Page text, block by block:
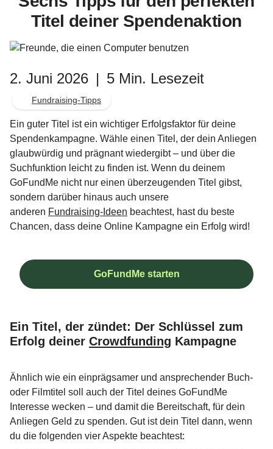
Titel deiner Spendenaktion
2. Juni 2026 | 5 Min. Lesezeit
Fundraising-Tipps
Ein guter Titel ist ein wichtiger Erfolgsfaktor für deine
Spendenkampagne. Wähle einen Titel, der dein Anliegen
glaubwürdig und prägnant wiedergibt – und über die
Suchfunktion leicht zu finden ist. Wenn du deinem
GoFundMe nicht nur einen überzeugenden Titel gibst,
sondern darüber hinaus auch unsere
anderen Fundraising-Ideen beachtest, hast du beste
Chancen, dass deine Online Kampagne ein Erfolg wird!
GoFundMe starten
Ein Titel, der zündet: Der Schlüssel zum
Erfolg deiner Crowdfunding Kampagne
Ähnlich wie ein einprägsamer und ansprechender Buch-
oder Filmtitel soll auch der Titel deines GoFundMe
Interesse wecken – und damit die Bereitschaft, für dein
Anliegen Geld zu spenden. Gut ist dein Titel dann, wenn
du die folgenden vier Aspekte beachtest: